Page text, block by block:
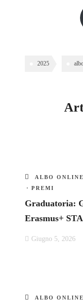
2025
ALBO ONLINE
· PREMI
Graduatoria:
Erasmus+ STA
Giugno 5, 2026
ALBO ONLINE